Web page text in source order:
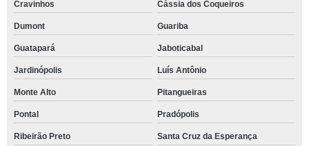
Cravinhos Cássia dos Coqueiros
Dumont Guariba
Guatapará Jaboticabal
Jardinópolis Luís Antônio
Monte Alto Pitangueiras
Pontal Pradópolis
Ribeirão Preto Santa Cruz da Esperança